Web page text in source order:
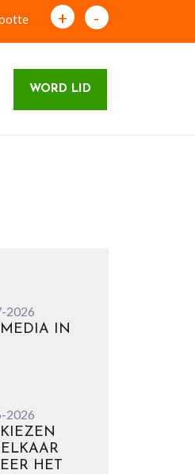
+ -
WORD LID
2026
IN
2026
HET